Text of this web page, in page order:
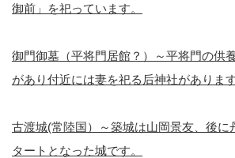
御前」を祀っています。
御門御墓（平将門居館？）～平将門の供
があり付近には妻を祀る后神社があります
古渡城(常陸国）～築城は山岡景友、後に
タートとなった城です。